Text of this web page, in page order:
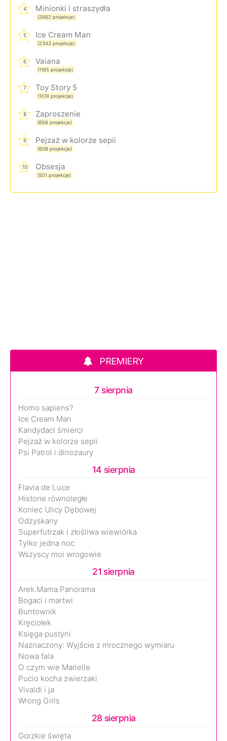
4 Minionki i straszydła
(2662 projekcje)
5 Ice Cream Man
(2343 projekcje)
6 Vaiana
(1165 projekcje)
7 Toy Story 5
(1074 projekcje)
8 Zaproszenie
(656 projekcje)
9 Pejzaż w kolorze sepii
(608 projekcje)
10 Obsesja
(501 projekcje)
PREMIERY
7 sierpnia
Homo sapiens?
Ice Cream Man
Kandydaci śmierci
Pejzaż w kolorze sepii
Psi Patrol i dinozaury
14 sierpnia
Flavia de Luce
Historie równoległe
Koniec Ulicy Dębowej
Odzyskany
Superfutrzak i złośliwa wiewiórka
Tylko jedna noc
Wszyscy moi wrogowie
21 sierpnia
Arek.Mama.Panorama
Bogaci i martwi
Buntownik
Kręciołek
Księga pustyni
Naznaczony: Wyjście z mrocznego wymiaru
Nowa fala
O czym wie Marielle
Pucio kocha zwierzaki
Vivaldi i ja
Wrong Girls
28 sierpnia
Gorzkie święta